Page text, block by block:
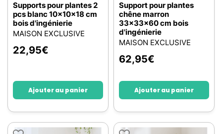
Supports pour plantes 2
pcs blanc 10x10x18 cm
bois d'ingénierie
MAISON EXCLUSIVE
22,95€
Ajouter au panier
Support pour plantes
chêne marron
33x33x60 cm bois
d'ingénierie
MAISON EXCLUSIVE
62,95€
Ajouter au panier